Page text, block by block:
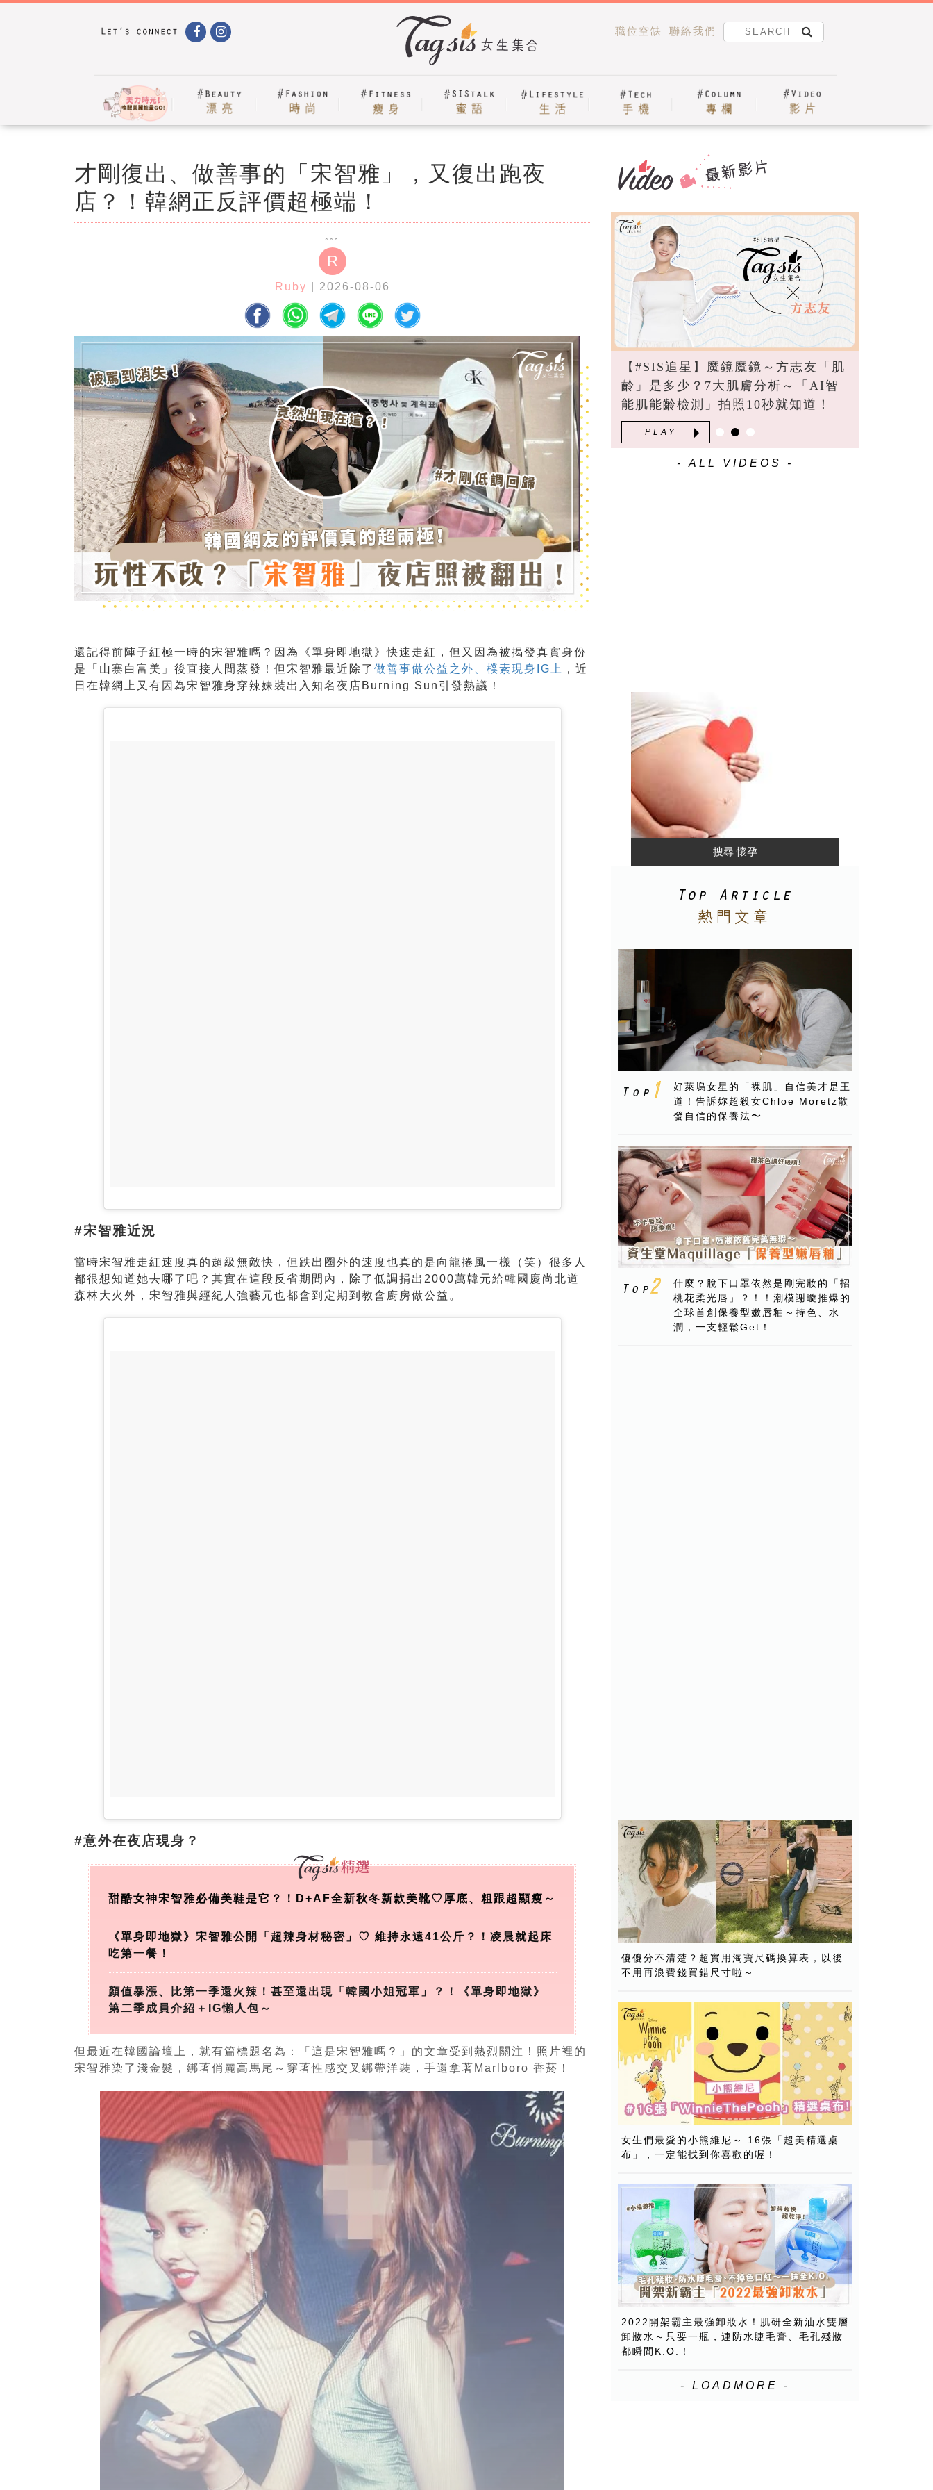
職位空缺 聯絡我們
才剛復出、做善事的「宋智雅」，又復出跑夜
店？！韓網正反評價超極端！
R
Ruby | 2026-08-06
還記得前陣子紅極一時的宋智雅嗎？因為《單身即地獄》快速走紅，但又因為被揭發真實身份
是「​​山寨白富美」後直接人間蒸發！但宋智雅最近除了 做善事做公益之外、樸素現身IG上
，近
日在韓網上又有因為宋智雅身穿辣妹裝出入知名夜店Burning Sun引發熱議！
#宋智雅近況
當時宋智雅走紅速度真的超級無敵快，但跌出圈外的速度也真的是向龍捲風一樣（笑）很多人
都很想知道她去哪了吧？其實在這段反省期間內，除了低調捐出2000萬韓元給韓國慶尚北道
森林大火外，宋智雅與經紀人強藝元也都會到定期到教會廚房做公益。
#意外在夜店現身？
甜酷女神宋智雅必備美鞋是它？！D+AF全新秋冬新款美靴♡厚底、粗跟超顯瘦～
《單身即地獄》宋智雅公開「超辣身材秘密」♡ 維持永遠41公斤？！凌晨就起床
吃第一餐！
顏值暴漲、比第一季還火辣！甚至還出現「韓國小姐冠軍」？！《單身即地獄》
第二季成員介紹＋IG懶人包～
但最近在韓國論壇上，就有篇標題名為：「這是宋智雅嗎？」的文章受到熱烈關注！照片裡的
宋智雅染了淺金髮，綁著俏麗高馬尾～穿著性感交叉綁帶洋裝，手還拿著Marlboro 香菸！
【#SIS追星】白色情人節專訪～胡宇
威鬆口婚禮選址！跟庭妮日後想定居
在「這」?
PLAY
- ALL VIDEOS -
好萊塢女星的「裸肌」自信美才是王
道！告訴妳超殺女Chloe Moretz散
發自信的保養法〜
什麼？脫下口罩依然是剛完妝的「招
桃花柔光唇」？！！潮模謝璇推爆的
全球首創保養型嫩唇釉～持色、水
潤，一支輕鬆Get！
傻傻分不清楚？超實用淘寶尺碼換算表，以後
不用再浪費錢買錯尺寸啦～
女生們最愛的小熊維尼～ 16張「超美精選桌
布」，一定能找到你喜歡的喔！
2022開架霸主最強卸妝水！肌研全新油水雙層
卸妝水～只要一瓶，連防水睫毛膏、毛孔殘妝
都瞬間K.O.！
- LOADMORE -